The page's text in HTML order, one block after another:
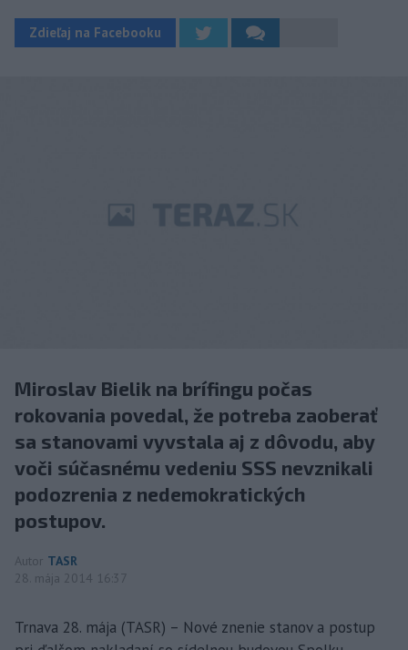
Zdieľaj na Facebooku
Miroslav Bielik na brífingu počas
rokovania povedal, že potreba zaoberať
sa stanovami vyvstala aj z dôvodu, aby
voči súčasnému vedeniu SSS nevznikali
podozrenia z nedemokratických
postupov.
Autor TASR
28. mája 2014 16:37
Trnava 28. mája (TASR) – Nové znenie stanov a postup